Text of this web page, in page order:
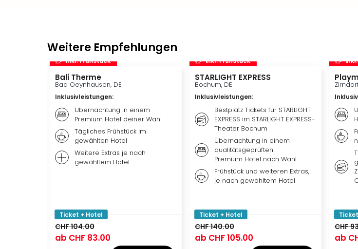
Weitere Empfehlungen
inkl. Frühstück
Bali Therme
Bad Oeynhausen, DE
Inklusivleistungen:
Übernachtung in einem
Premium Hotel deiner Wahl
Tägliches Frühstück im
gewählten Hotel
Weitere Extras je nach
gewähltem Hotel
Ticket + Hotel
CHF 104.00
ab CHF 83.00
inkl. Frühstück
STARLIGHT EXPRESS
Bochum, DE
Inklusivleistungen:
Bestplatz Tickets für STARLIGHT
EXPRESS im STARLIGHT EXPRESS-
Theater Bochum
Übernachtung in einem
qualitätsgeprüften
Premium Hotel nach Wahl
Frühstück und weiteren Extras,
je nach gewähltem Hotel
Ticket + Hotel
CHF 140.00
ab CHF 105.00
CHF
ab